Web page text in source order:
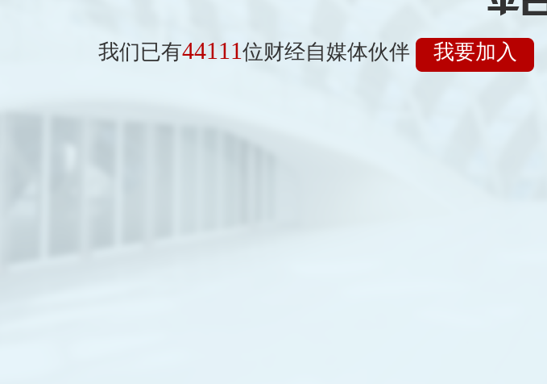
我们已有44111位财经自媒体伙伴 我要加入